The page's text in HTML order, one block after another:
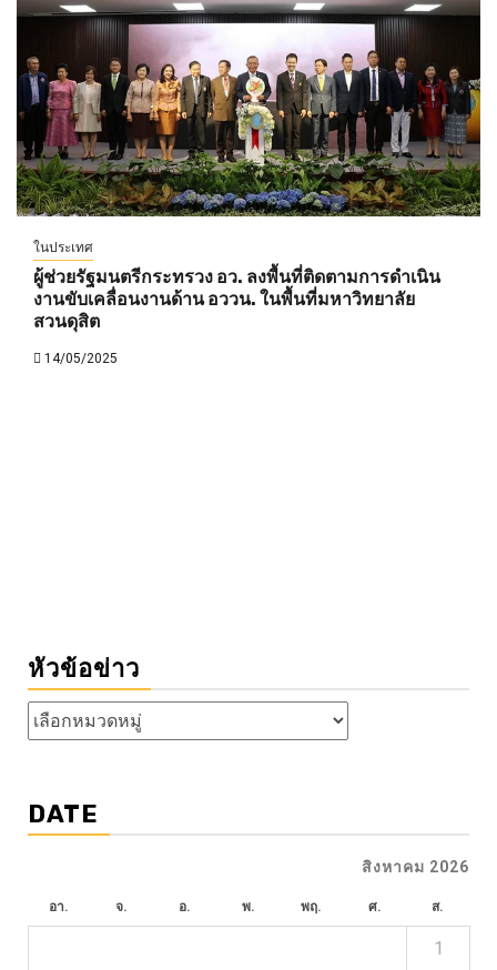
ในประเทศ
ผู้ช่วยรัฐมนตรีกระทรวง อว. ลงพื้นที่ติดตามการดำเนิน
งานขับเคลื่อนงานด้าน อววน. ในพื้นที่มหาวิทยาลัย
สวนดุสิต
14/05/2025
หัวข้อข่าว
หัวข้อ
ข่าว
DATE
สิงหาคม 2026
อา. จ. อ. พ. พฤ. ศ. ส.
1